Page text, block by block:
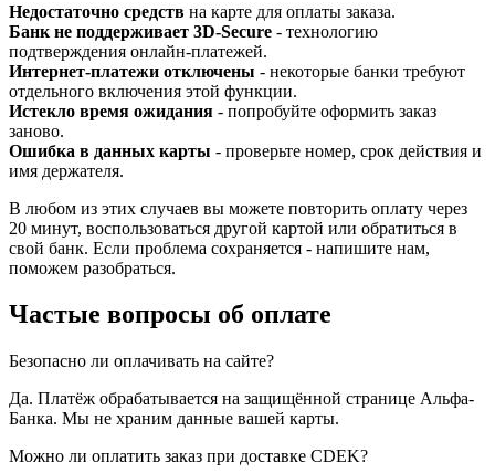
Недостаточно средств на карте для оплаты заказа.
Банк не поддерживает 3D-Secure - технологию
подтверждения онлайн-платежей.
Интернет-платежи отключены - некоторые банки требуют
отдельного включения этой функции.
Истекло время ожидания - попробуйте оформить заказ
заново.
Ошибка в данных карты - проверьте номер, срок действия и
имя держателя.
В любом из этих случаев вы можете повторить оплату через
20 минут, воспользоваться другой картой или обратиться в
свой банк. Если проблема сохраняется - напишите нам,
поможем разобраться.
Частые вопросы об оплате
Безопасно ли оплачивать на сайте?
Да. Платёж обрабатывается на защищённой странице Альфа-
Банка. Мы не храним данные вашей карты.
Можно ли оплатить заказ при доставке CDEK?